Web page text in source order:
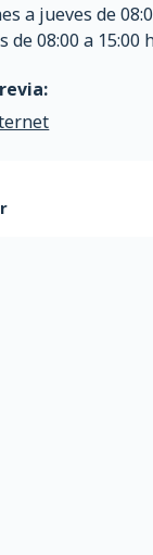
a jueves de
de 08:00 a 15:00